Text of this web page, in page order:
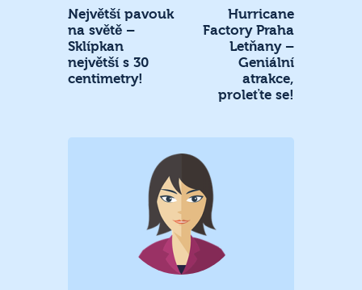
Největší pavouk
na světě –
Sklípkan
největší s 30
centimetry!
Hurricane
Factory Praha
Letňany –
Geniální
atrakce,
proleťte se!